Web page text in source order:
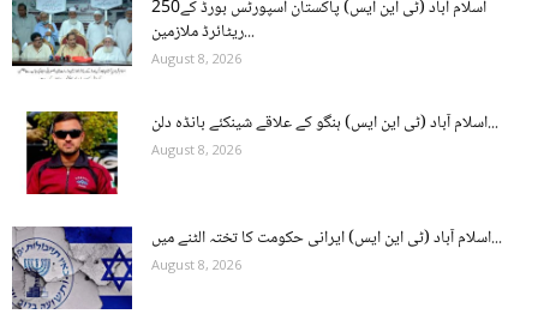
اسلام آباد (ٹی این ایس) پاکستان اسپورٹس بورڈ کے250
ریٹائرڈ ملازمین...
August 8, 2026
اسلام آباد (ٹی این ایس) ہنگو کے علاقے شینکئے بانڈہ دلن...
August 8, 2026
اسلام آباد (ٹی این ایس) ایرانی حکومت کا تختہ الٹنے میں...
August 8, 2026